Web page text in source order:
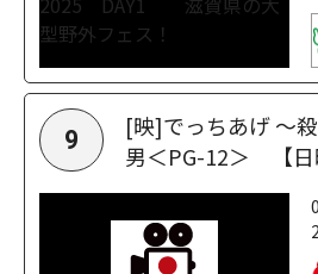
9
[映]でっちあげ ～
男＜PG-12＞ 【日